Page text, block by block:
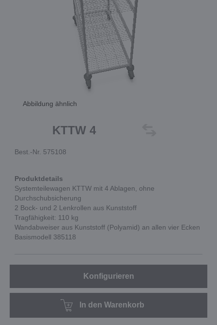
Abbildung ähnlich
KTTW 4
Best.-Nr. 575108
Produktdetails
Systemteilewagen KTTW mit 4 Ablagen, ohne
Durchschubsicherung
2 Bock- und 2 Lenkrollen aus Kunststoff
Tragfähigkeit: 110 kg
Wandabweiser aus Kunststoff (Polyamid) an allen vier Ecken
Basismodell 385118
Konfigurieren
In den Warenkorb